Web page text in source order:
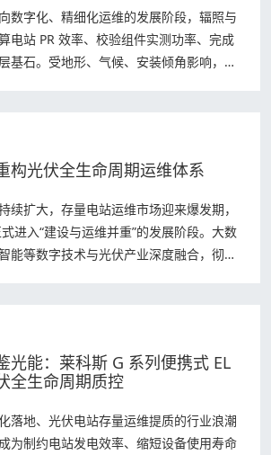
数字化、精细化运维的发展阶段，辐照与
电站 PR 效率、校验组件实测功率、完成
基石。受地形、气候、安装倾角影响，平
构光伏全生命周期运维体系
续扩大，存量电站运维市场迎来爆发期，
进入“建设与运维并重”的发展阶段。大数
能等数字技术与光伏产业深度融合，彻底
光能：莱科斯 G 系列便携式 EL
全生命周期质控
落地、光伏电站存量运维提质的行业浪潮
为制约电站发电效率、缩短设备使用寿命